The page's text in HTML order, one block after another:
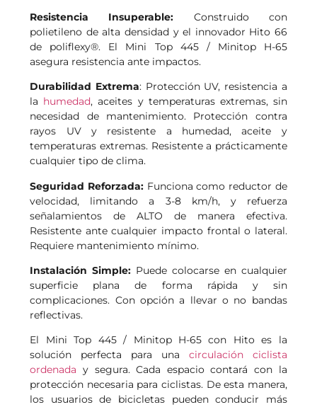
Resistencia Insuperable: Construido con
polietileno de alta densidad y el innovador Hito 66
de poliflexy®. El Mini Top 445 / Minitop H-65
asegura resistencia ante impactos.
Durabilidad Extrema: Protección UV, resistencia a
la humedad, aceites y temperaturas extremas, sin
necesidad de mantenimiento. Protección contra
rayos UV y resistente a humedad, aceite y
temperaturas extremas. Resistente a prácticamente
cualquier tipo de clima.
Seguridad Reforzada:Funciona como reductor de
velocidad, limitando a 3-8 km/h, y refuerza
señalamientos de ALTO de manera efectiva.
Resistente ante cualquier impacto frontal o lateral.
Requiere mantenimiento mínimo.
Instalación Simple: Puede colocarse en cualquier
superficie plana de forma rápida y sin
complicaciones. Con opción a llevar o no bandas
reflectivas.
El Mini Top 445 / Minitop H-65 con Hito es la
solución perfecta para una circulación ciclista
ordenada y segura. Cada espacio contará con la
protección necesaria para ciclistas. De esta manera,
los usuarios de bicicletas pueden conducir más